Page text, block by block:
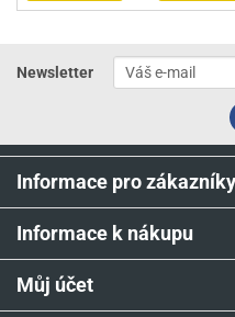
Newsletter
Informace pro zákazníky
Informace k nákupu
Můj účet